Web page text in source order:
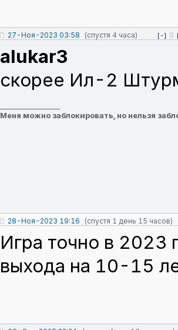
27-Ноя-2023 03:58 (спустя 4 часа) [-] 0
alukar3
скорее Ил-2
Меня можно заблокировать, но нельзя
28-Ноя-2023 19:16 (спустя 1 день 15 часов)
Игра точно в 2023
выхода на 10-15